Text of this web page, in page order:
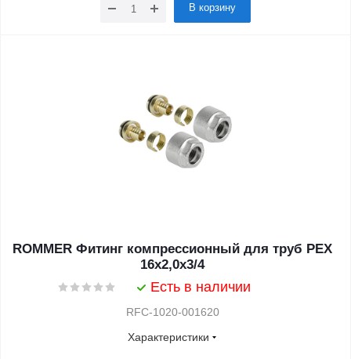
В корзину
ROMMER Фитинг компрессионный для труб PEX
16х2,0х3/4
Есть в наличии
RFC-1020-001620
Характеристики